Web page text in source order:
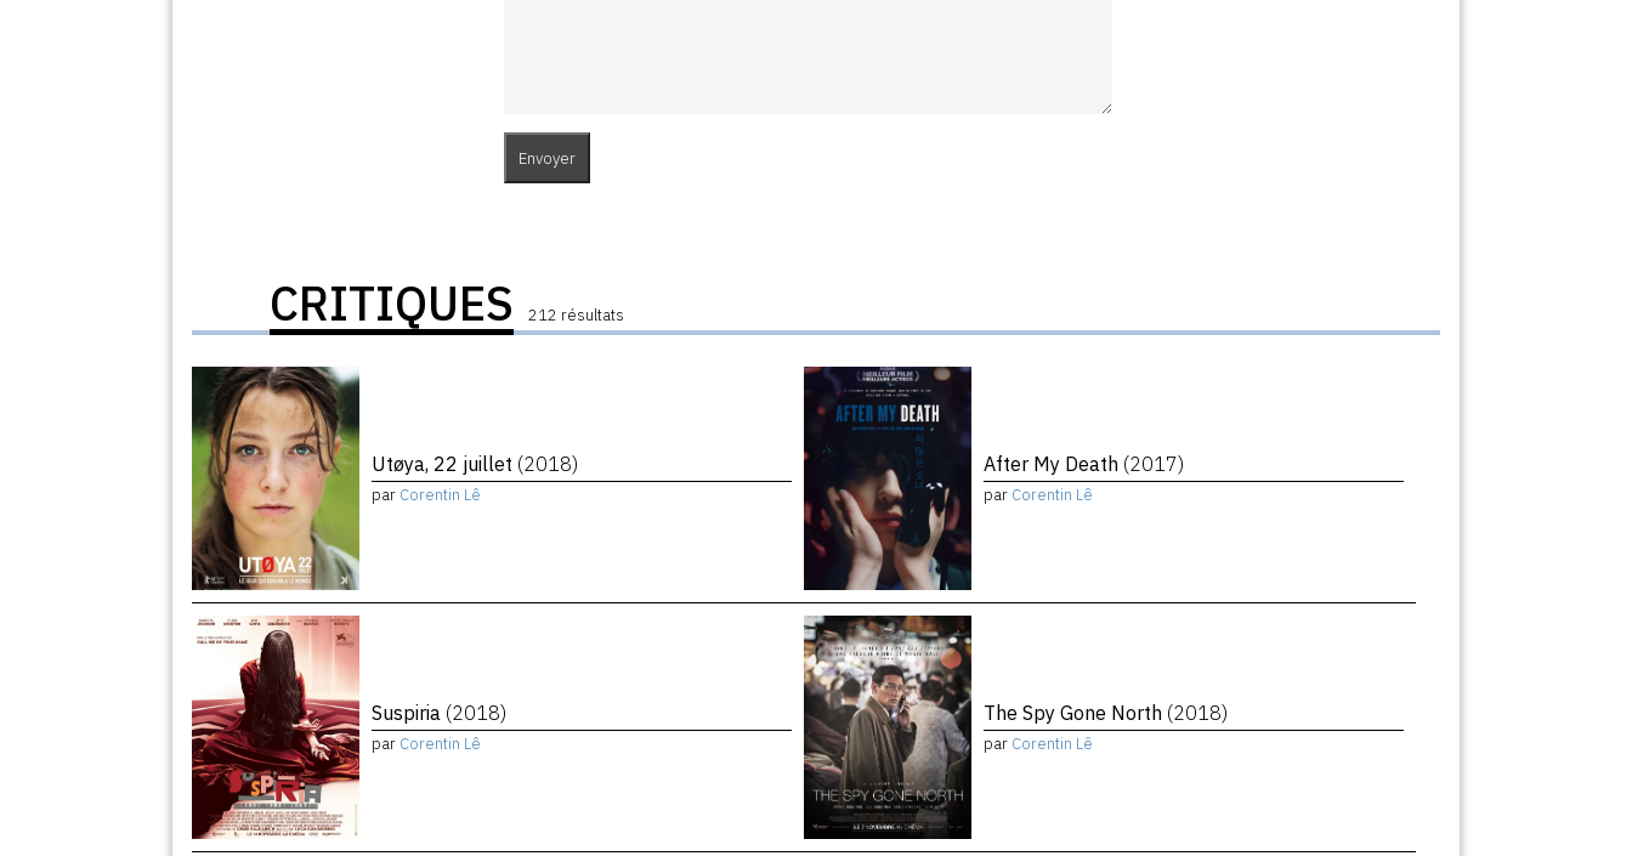
CRITIQUES 212 résultats
Utøya, 22 juillet (2018)
par Corentin Lê
After My Death (2017)
par Corentin Lê
Suspiria (2018)
par Corentin Lê
The Spy Gone North (2018)
par Corentin Lê